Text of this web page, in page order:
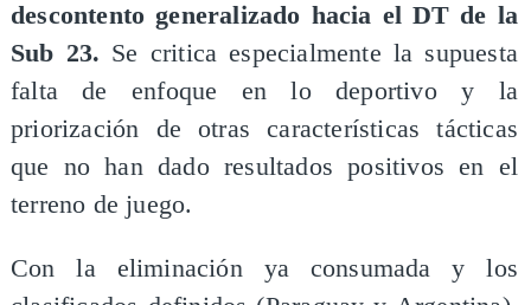
descontento generalizado hacia el DT de la
Sub 23. Se critica especialmente la supuesta
falta de enfoque en lo deportivo y la
priorización de otras características tácticas
que no han dado resultados positivos en el
terreno de juego.
Con la eliminación ya consumada y los